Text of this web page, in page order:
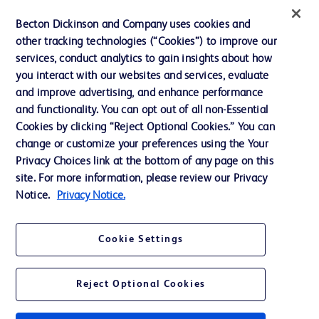
インクルージョン、ダイバー
シティ ＆ エクイティ
投資家向け情報（英語）
会社案内
お問い合わせ
Cookie Preferences
プライバシーポリシー
© 2026 BD. All rights reserved. BD and the BD Logo are trademarks of
Becton, Dickinson and Company. All other trademarks are the property of
Becton Dickinson and Company uses cookies and
other tracking technologies (“Cookies”) to improve our
services, conduct analytics to gain insights about how
you interact with our websites and services, evaluate
and improve advertising, and enhance performance
and functionality. You can opt out of all non-Essential
Cookies by clicking “Reject Optional Cookies.” You can
change or customize your preferences using the Your
Privacy Choices link at the bottom of any page on this
site. For more information, please review our Privacy
Notice.
Privacy Notice.
Cookie Settings
Reject Optional Cookies